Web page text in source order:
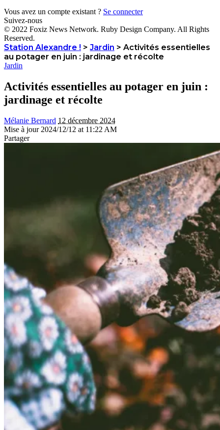
Vous avez un compte existant ? Se connecter
Suivez-nous
© 2022 Foxiz News Network. Ruby Design Company. All Rights
Reserved.
Station Alexandre ! > Jardin > Activités essentielles
au potager en juin : jardinage et récolte
Jardin
Activités essentielles au potager en juin :
jardinage et récolte
Mélanie Bernard 12 décembre 2024
Mise à jour 2024/12/12 at 11:22 AM
Partager